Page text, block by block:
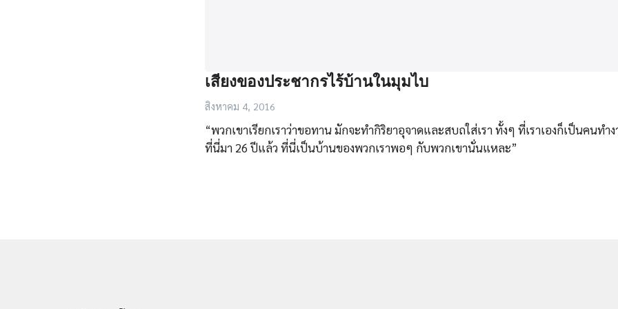
เสียงของประชากรไร้บ้านในมุมไบ
สิงหาคม 4, 2016
“พวกเขาเรียกเราว่าขอทาน มักจะทำกิริยาอุจาดและสบถใส่เรา ทั้งๆ ที่เราเองก็เป็นคนท
ที่นี่มา 26 ปีแล้ว ที่นี่เป็นบ้านของพวกเราพอๆ กับพวกเขานั่นแหละ”